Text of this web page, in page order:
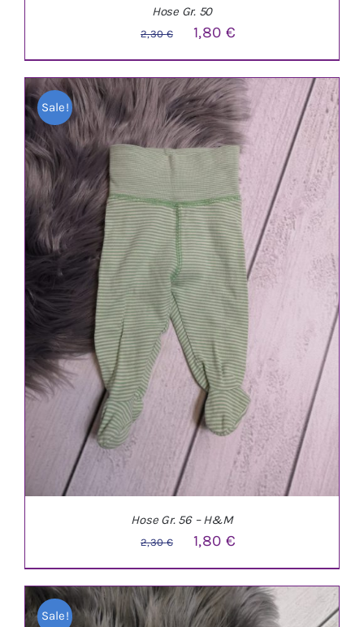
IN DEN WARENKORB / DETAILS
Hose Gr. 50
2,30€
Ursprünglicher
Preis
war:
2,30 €
1,80 €Aktueller
Preis
ist:
1,80 €.
Sale!
Hose Gr. 56 – H&M
2,30€
Ursprünglicher
Preis
war:
1,80 €Aktueller
Preis
ist:
Sale!